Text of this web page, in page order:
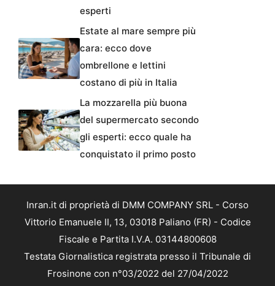
esperti
Estate al mare sempre più
cara: ecco dove
ombrellone e lettini
costano di più in Italia
La mozzarella più buona
del supermercato secondo
gli esperti: ecco quale ha
conquistato il primo posto
Inran.it di proprietà di DMM COMPANY SRL - Corso
Vittorio Emanuele II, 13, 03018 Paliano (FR) - Codice
Fiscale e Partita I.V.A. 03144800608
Testata Giornalistica registrata presso il Tribunale di
Frosinone con n°03/2022 del 27/04/2022